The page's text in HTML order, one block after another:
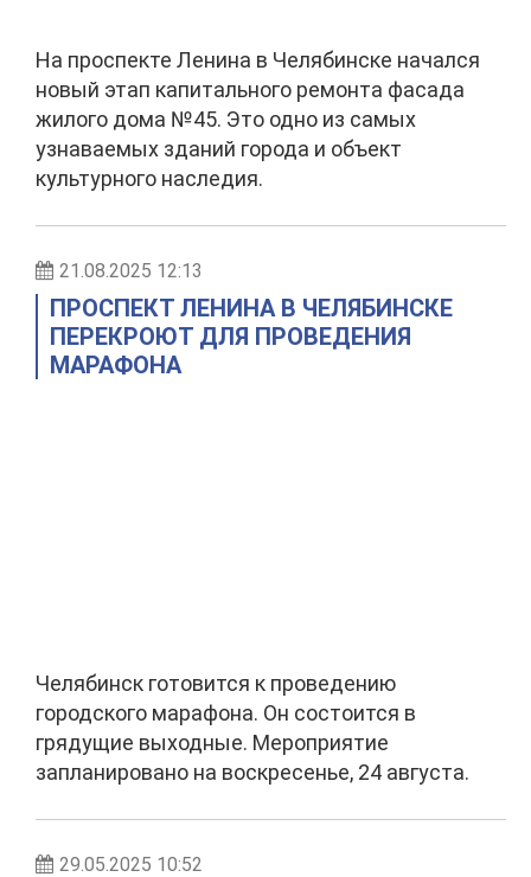
На проспекте Ленина в Челябинске начался
новый этап капитального ремонта фасада
жилого дома №45. Это одно из самых
узнаваемых зданий города и объект
культурного наследия.
21.08.2025 12:13
ПРОСПЕКТ ЛЕНИНА В ЧЕЛЯБИНСКЕ
ПЕРЕКРОЮТ ДЛЯ ПРОВЕДЕНИЯ
МАРАФОНА
Челябинск готовится к проведению
городского марафона. Он состоится в
грядущие выходные. Мероприятие
запланировано на воскресенье, 24 августа.
29.05.2025 10:52